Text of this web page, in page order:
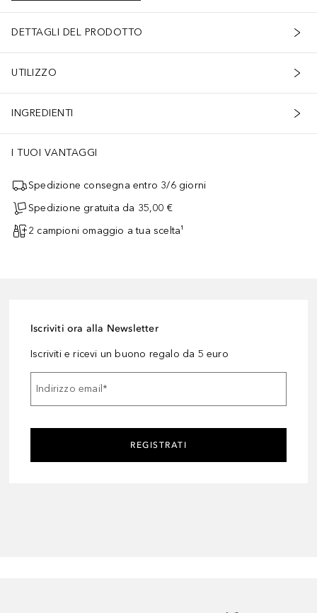
DETTAGLI DEL PRODOTTO
UTILIZZO
INGREDIENTI
I TUOI VANTAGGI
Spedizione consegna entro 3/6 giorni
Spedizione gratuita da 35,00 €
2 campioni omaggio a tua scelta¹
Iscriviti ora alla Newsletter
Iscriviti e ricevi un buono regalo da 5 euro
Indirizzo email*
REGISTRATI